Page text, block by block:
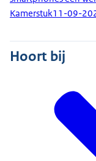
Kamerstuk11-09-
Hoort bij